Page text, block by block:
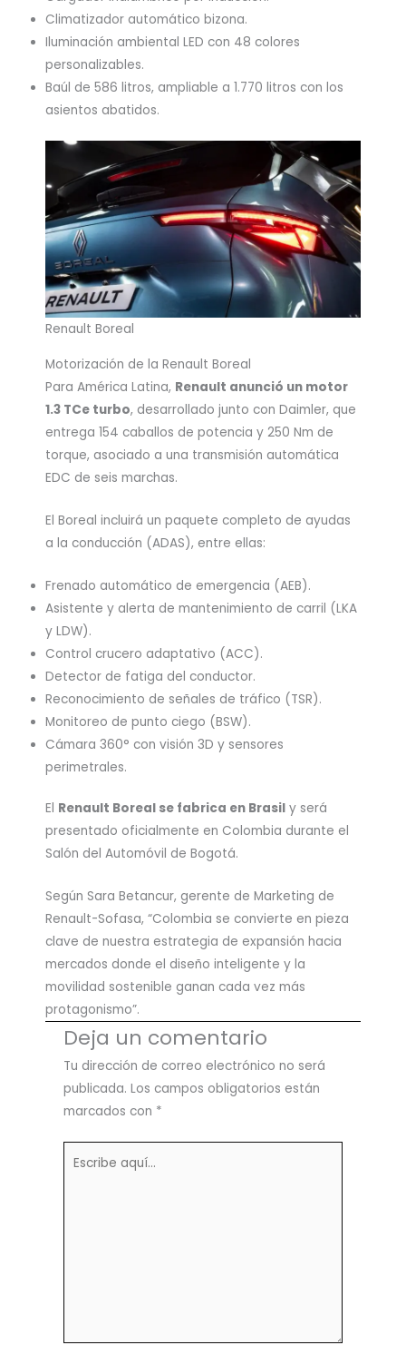
Climatizador automático bizona.
Iluminación ambiental LED con 48 colores
personalizables.
Baúl de 586 litros, ampliable a 1.770 litros con los
asientos abatidos.
Renault Boreal
Motorización de la Renault Boreal
Para América Latina, Renault anunció un motor
1.3 TCe turbo, desarrollado junto con Daimler, que
entrega 154 caballos de potencia y 250 Nm de
torque, asociado a una transmisión automática
EDC de seis marchas.
El Boreal incluirá un paquete completo de ayudas
a la conducción (ADAS), entre ellas:
Frenado automático de emergencia (AEB).
Asistente y alerta de mantenimiento de carril (LKA
y LDW).
Control crucero adaptativo (ACC).
Detector de fatiga del conductor.
Reconocimiento de señales de tráfico (TSR).
Monitoreo de punto ciego (BSW).
Cámara 360° con visión 3D y sensores
perimetrales.
El Renault Boreal se fabrica en Brasil y será
presentado oficialmente en Colombia durante el
Salón del Automóvil de Bogotá.
Según Sara Betancur, gerente de Marketing de
Renault-Sofasa, “Colombia se convierte en pieza
clave de nuestra estrategia de expansión hacia
mercados donde el diseño inteligente y la
movilidad sostenible ganan cada vez más
protagonismo”.
Deja un comentario
Tu dirección de correo electrónico no será
publicada. Los campos obligatorios están
marcados con *